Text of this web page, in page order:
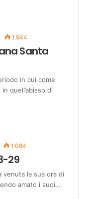
1.944
Santa
in cui come
quell’abisso di
1.084
29
venuta la sua ora di
amato i suoi…